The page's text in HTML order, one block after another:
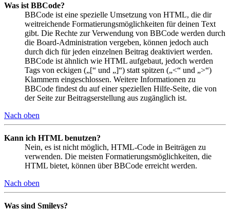
Was ist BBCode?
BBCode ist eine spezielle Umsetzung von HTML, die dir
weitreichende Formatierungsmöglichkeiten für deinen Text
gibt. Die Rechte zur Verwendung von BBCode werden durch
die Board-Administration vergeben, können jedoch auch
durch dich für jeden einzelnen Beitrag deaktiviert werden.
BBCode ist ähnlich wie HTML aufgebaut, jedoch werden
Tags von eckigen („[“ und „]“) statt spitzen („<“ und „>“)
Klammern eingeschlossen. Weitere Informationen zu
BBCode findest du auf einer speziellen Hilfe-Seite, die von
der Seite zur Beitragserstellung aus zugänglich ist.
Nach oben
Kann ich HTML benutzen?
Nein, es ist nicht möglich, HTML-Code in Beiträgen zu
verwenden. Die meisten Formatierungsmöglichkeiten, die
HTML bietet, können über BBCode erreicht werden.
Nach oben
Was sind Smileys?